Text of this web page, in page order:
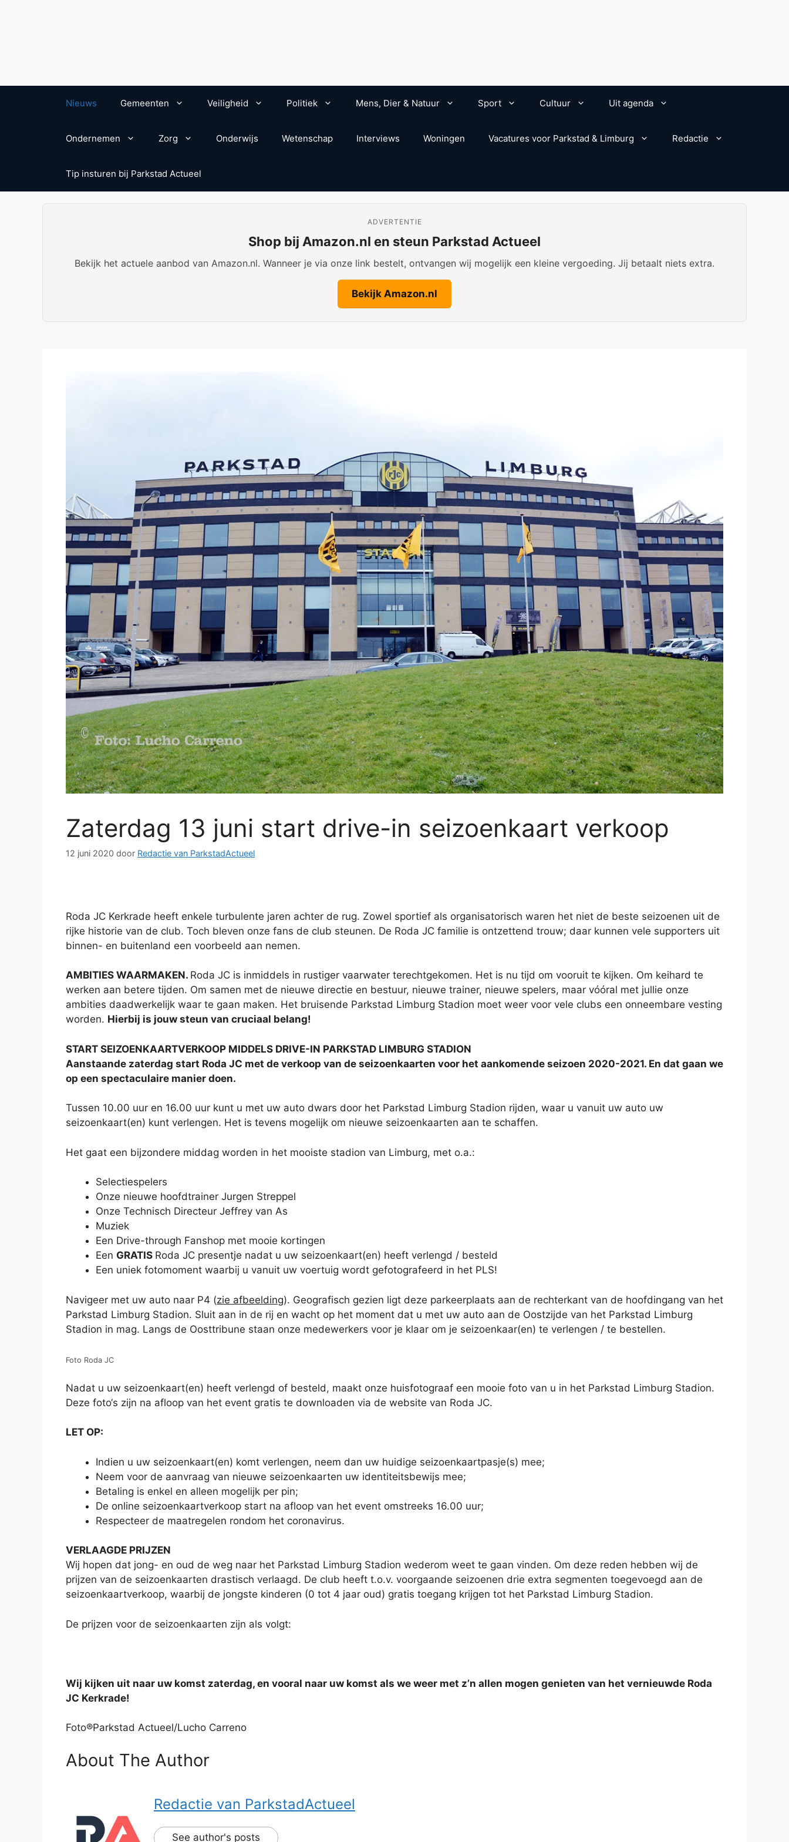
Nieuws Gemeenten Veiligheid Politiek Mens, Dier & Natuur Sport Cultuur Uit agenda
Ondernemen Zorg Onderwijs Wetenschap Interviews Woningen Vacatures voor Parkstad & Limburg Redactie
Tip insturen bij Parkstad Actueel
ADVERTENTIE
Shop bij Amazon.nl en steun Parkstad Actueel
Bekijk het actuele aanbod van Amazon.nl. Wanneer je via onze link bestelt, ontvangen wij mogelijk een kleine vergoeding. Jij betaalt niets extra.
Bekijk Amazon.nl
Zaterdag 13 juni start drive-in seizoenkaart verkoop
12 juni 2020 door Redactie van ParkstadActueel
Roda JC Kerkrade heeft enkele turbulente jaren achter de rug. Zowel sportief als organisatorisch waren het niet de beste seizoenen uit de
rijke historie van de club. Toch bleven onze fans de club steunen. De Roda JC familie is ontzettend trouw; daar kunnen vele supporters uit
binnen- en buitenland een voorbeeld aan nemen.
AMBITIES WAARMAKEN. Roda JC is inmiddels in rustiger vaarwater terechtgekomen. Het is nu tijd om vooruit te kijken. Om keihard te
werken aan betere tijden. Om samen met de nieuwe directie en bestuur, nieuwe trainer, nieuwe spelers, maar vóóral met jullie onze
ambities daadwerkelijk waar te gaan maken. Het bruisende Parkstad Limburg Stadion moet weer voor vele clubs een onneembare vesting
worden. Hierbij is jouw steun van cruciaal belang!
START SEIZOENKAARTVERKOOP MIDDELS DRIVE-IN PARKSTAD LIMBURG STADION
Aanstaande zaterdag start Roda JC met de verkoop van de seizoenkaarten voor het aankomende seizoen 2020-2021. En dat gaan we
op een spectaculaire manier doen.
Tussen 10.00 uur en 16.00 uur kunt u met uw auto dwars door het Parkstad Limburg Stadion rijden, waar u vanuit uw auto uw
seizoenkaart(en) kunt verlengen. Het is tevens mogelijk om nieuwe seizoenkaarten aan te schaffen.
Het gaat een bijzondere middag worden in het mooiste stadion van Limburg, met o.a.:
Selectiespelers
Onze nieuwe hoofdtrainer Jurgen Streppel
Onze Technisch Directeur Jeffrey van As
Muziek
Een Drive-through Fanshop met mooie kortingen
Een GRATIS Roda JC presentje nadat u uw seizoenkaart(en) heeft verlengd / besteld
Een uniek fotomoment waarbij u vanuit uw voertuig wordt gefotografeerd in het PLS!
Navigeer met uw auto naar P4 (zie afbeelding). Geografisch gezien ligt deze parkeerplaats aan de rechterkant van de hoofdingang van het
Parkstad Limburg Stadion. Sluit aan in de rij en wacht op het moment dat u met uw auto aan de Oostzijde van het Parkstad Limburg
Stadion in mag. Langs de Oosttribune staan onze medewerkers voor je klaar om je seizoenkaar(en) te verlengen / te bestellen.
Foto Roda JC
Nadat u uw seizoenkaart(en) heeft verlengd of besteld, maakt onze huisfotograaf een mooie foto van u in het Parkstad Limburg Stadion.
Deze foto‘s zijn na afloop van het event gratis te downloaden via de website van Roda JC.
LET OP:
Indien u uw seizoenkaart(en) komt verlengen, neem dan uw huidige seizoenkaartpasje(s) mee;
Neem voor de aanvraag van nieuwe seizoenkaarten uw identiteitsbewijs mee;
Betaling is enkel en alleen mogelijk per pin;
De online seizoenkaartverkoop start na afloop van het event omstreeks 16.00 uur;
Respecteer de maatregelen rondom het coronavirus.
VERLAAGDE PRIJZEN
Wij hopen dat jong- en oud de weg naar het Parkstad Limburg Stadion wederom weet te gaan vinden. Om deze reden hebben wij de
prijzen van de seizoenkaarten drastisch verlaagd. De club heeft t.o.v. voorgaande seizoenen drie extra segmenten toegevoegd aan de
seizoenkaartverkoop, waarbij de jongste kinderen (0 tot 4 jaar oud) gratis toegang krijgen tot het Parkstad Limburg Stadion.
De prijzen voor de seizoenkaarten zijn als volgt:
Wij kijken uit naar uw komst zaterdag, en vooral naar uw komst als we weer met z’n allen mogen genieten van het vernieuwde Roda
JC Kerkrade!
Foto®Parkstad Actueel/Lucho Carreno
About The Author
Redactie van ParkstadActueel
See author's posts